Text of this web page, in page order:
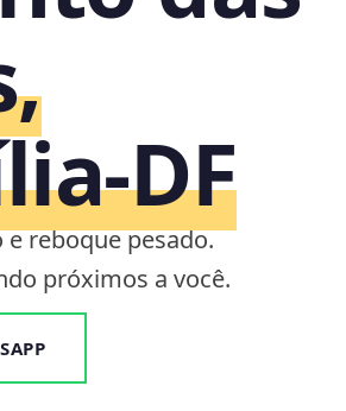
reboque pesado.
próximos a você.